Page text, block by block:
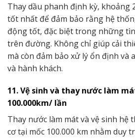
Thay dầu phanh định kỳ, khoảng
tốt nhất để đảm bảo rằng hệ
động tốt, đặc biệt trong những
trên đường. Không chỉ giúp cải
mà còn đảm bảo xử lý ổn định và
và hành khách.
11. Vệ sinh và thay nước làm
100.000km/ lần
Thay nước làm mát và vệ sinh hệ
cơ tại mốc 100.000 km nhằm duy